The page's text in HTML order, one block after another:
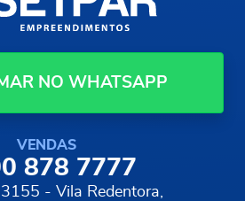
NO WHATSAPP
VENDAS
878 7777
3155 - Vila Redentora,